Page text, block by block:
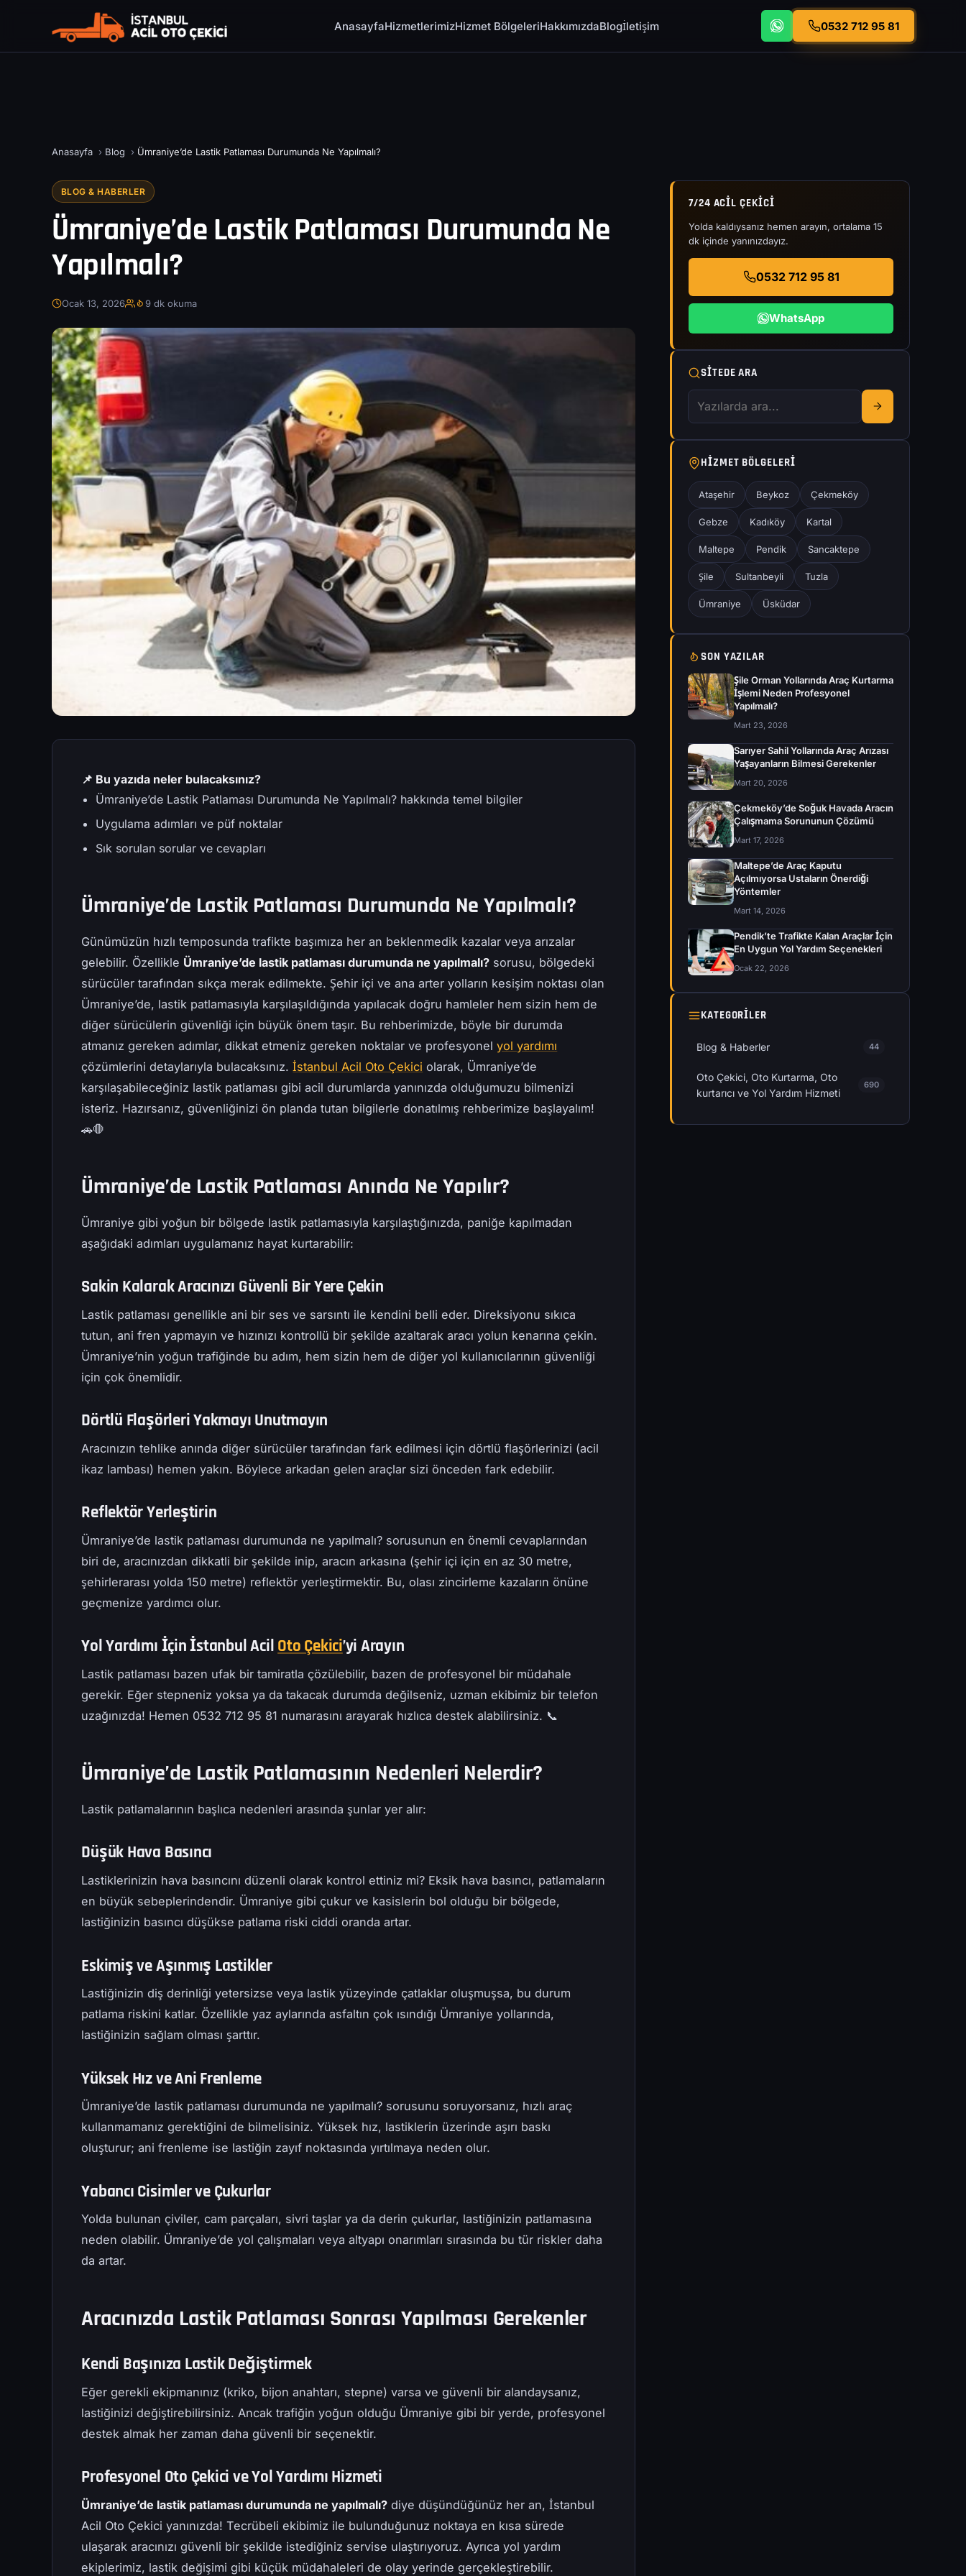
AnasayfaHizmetlerimizHizmet BölgeleriHakkımızdaBlogİletişim 0532 712 95 81
Anasayfa › Blog › Ümraniye’de Lastik Patlaması Durumunda Ne Yapılmalı?
BLOG & HABERLER
Ümraniye’de Lastik Patlaması Durumunda Ne
Yapılmalı?
Ocak 13, 2026 9 dk okuma
📌 Bu yazıda neler bulacaksınız?
Ümraniye’de Lastik Patlaması Durumunda Ne Yapılmalı? hakkında temel bilgiler
Uygulama adımları ve püf noktalar
Sık sorulan sorular ve cevapları
Ümraniye’de Lastik Patlaması Durumunda Ne Yapılmalı?
Günümüzün hızlı temposunda trafikte başımıza her an beklenmedik kazalar veya arızalar
gelebilir. Özellikle Ümraniye’de lastik patlaması durumunda ne yapılmalı? sorusu, bölgedeki
sürücüler tarafından sıkça merak edilmekte. Şehir içi ve ana arter yolların kesişim noktası olan
Ümraniye’de, lastik patlamasıyla karşılaşıldığında yapılacak doğru hamleler hem sizin hem de
diğer sürücülerin güvenliği için büyük önem taşır. Bu rehberimizde, böyle bir durumda
atmanız gereken adımlar, dikkat etmeniz gereken noktalar ve profesyonelyol yardımı
çözümlerini detaylarıyla bulacaksınız.İstanbul Acil Oto Çekici olarak, Ümraniye’de
karşılaşabileceğiniz lastik patlaması gibi acil durumlarda yanınızda olduğumuzu bilmenizi
isteriz. Hazırsanız, güvenliğinizi ön planda tutan bilgilerle donatılmış rehberimize başlayalım!
🚗🛑
Ümraniye’de Lastik Patlaması Anında Ne Yapılır?
Ümraniye gibi yoğun bir bölgede lastik patlamasıyla karşılaştığınızda, paniğe kapılmadan
aşağıdaki adımları uygulamanız hayat kurtarabilir:
Sakin Kalarak Aracınızı Güvenli Bir Yere Çekin
Lastik patlaması genellikle ani bir ses ve sarsıntı ile kendini belli eder. Direksiyonu sıkıca
tutun, ani fren yapmayın ve hızınızı kontrollü bir şekilde azaltarak aracı yolun kenarına çekin.
Ümraniye’nin yoğun trafiğinde bu adım, hem sizin hem de diğer yol kullanıcılarının güvenliği
için çok önemlidir.
Dörtlü Flaşörleri Yakmayı Unutmayın
Aracınızın tehlike anında diğer sürücüler tarafından fark edilmesi için dörtlü flaşörlerinizi (acil
ikaz lambası) hemen yakın. Böylece arkadan gelen araçlar sizi önceden fark edebilir.
Reflektör Yerleştirin
Ümraniye’de lastik patlaması durumunda ne yapılmalı? sorusunun en önemli cevaplarından
biri de, aracınızdan dikkatli bir şekilde inip, aracın arkasına (şehir içi için en az 30 metre,
şehirlerarası yolda 150 metre) reflektör yerleştirmektir. Bu, olası zincirleme kazaların önüne
geçmenize yardımcı olur.
Yol Yardımı İçin İstanbul Acil Oto Çekici’yi Arayın
Lastik patlaması bazen ufak bir tamiratla çözülebilir, bazen de profesyonel bir müdahale
gerekir. Eğer stepneniz yoksa ya da takacak durumda değilseniz, uzman ekibimiz bir telefon
uzağınızda! Hemen 0532 712 95 81 numarasını arayarak hızlıca destek alabilirsiniz. 📞
Ümraniye’de Lastik Patlamasının Nedenleri Nelerdir?
Lastik patlamalarının başlıca nedenleri arasında şunlar yer alır:
Düşük Hava Basıncı
Lastiklerinizin hava basıncını düzenli olarak kontrol ettiniz mi? Eksik hava basıncı, patlamaların
en büyük sebeplerindendir. Ümraniye gibi çukur ve kasislerin bol olduğu bir bölgede,
lastiğinizin basıncı düşükse patlama riski ciddi oranda artar.
Eskimiş ve Aşınmış Lastikler
Lastiğinizin diş derinliği yetersizse veya lastik yüzeyinde çatlaklar oluşmuşsa, bu durum
patlama riskini katlar. Özellikle yaz aylarında asfaltın çok ısındığı Ümraniye yollarında,
lastiğinizin sağlam olması şarttır.
Yüksek Hız ve Ani Frenleme
Ümraniye’de lastik patlaması durumunda ne yapılmalı? sorusunu soruyorsanız, hızlı araç
kullanmamanız gerektiğini de bilmelisiniz. Yüksek hız, lastiklerin üzerinde aşırı baskı
oluşturur; ani frenleme ise lastiğin zayıf noktasında yırtılmaya neden olur.
Yabancı Cisimler ve Çukurlar
Yolda bulunan çiviler, cam parçaları, sivri taşlar ya da derin çukurlar, lastiğinizin patlamasına
neden olabilir. Ümraniye’de yol çalışmaları veya altyapı onarımları sırasında bu tür riskler daha
da artar.
Aracınızda Lastik Patlaması Sonrası Yapılması Gerekenler
Kendi Başınıza Lastik Değiştirmek
Eğer gerekli ekipmanınız (kriko, bijon anahtarı, stepne) varsa ve güvenli bir alandaysanız,
lastiğinizi değiştirebilirsiniz. Ancak trafiğin yoğun olduğu Ümraniye gibi bir yerde, profesyonel
destek almak her zaman daha güvenli bir seçenektir.
Profesyonel Oto Çekici ve Yol Yardımı Hizmeti
Ümraniye’de lastik patlaması durumunda ne yapılmalı? diye düşündüğünüz her an, İstanbul
Acil Oto Çekici yanınızda! Tecrübeli ekibimiz ile bulunduğunuz noktaya en kısa sürede
ulaşarak aracınızı güvenli bir şekilde istediğiniz servise ulaştırıyoruz. Ayrıca yol yardım
ekiplerimiz, lastik değişimi gibi küçük müdahaleleri de olay yerinde gerçekleştirebilir.
7/24 ACIL ÇEKICI
Yolda kaldıysanız hemen arayın, ortalama 15
dk içinde yanınızdayız.
0532 712 95 81
WhatsApp
SITEDE ARA
HIZMET BÖLGELERI
Ataşehir Beykoz Çekmeköy
Gebze Kadıköy Kartal
Maltepe Pendik Sancaktepe
Şile Sultanbeyli Tuzla
Ümraniye Üsküdar
SON YAZILAR
Şile Orman Yollarında Araç Kurtarma
İşlemi Neden Profesyonel
Yapılmalı?
Mart 23, 2026
Sarıyer Sahil Yollarında Araç Arızası
Yaşayanların Bilmesi Gerekenler
Mart 20, 2026
Çekmeköy’de Soğuk Havada Aracın
Çalışmama Sorununun Çözümü
Mart 17, 2026
Maltepe’de Araç Kaputu
Açılmıyorsa Ustaların Önerdiği
Yöntemler
Mart 14, 2026
Pendik’te Trafikte Kalan Araçlar İçin
En Uygun Yol Yardım Seçenekleri
Ocak 22, 2026
KATEGORILER
Blog & Haberler 44
Oto Çekici, Oto Kurtarma, Oto
kurtarıcı ve Yol Yardım Hizmeti
690